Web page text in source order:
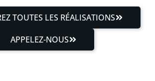
TOUTES LES RÉALISATIONS
APPELEZ-NOUS